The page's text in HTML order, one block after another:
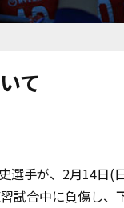
て
選手が、2月14日(
試合中に負傷し